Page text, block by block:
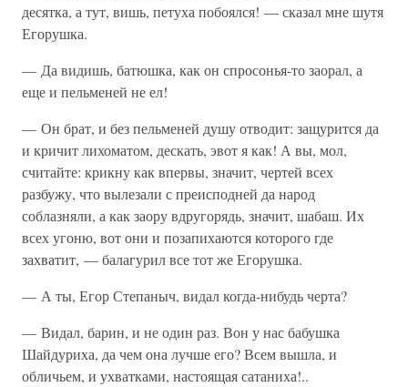
десятка, а тут, вишь, петуха побоялся! — сказал мне шутя
Егорушка.
— Да видишь, батюшка, как он спросонья-то заорал, а
еще и пельменей не ел!
— Он брат, и без пельменей душу отводит: защурится да
и кричит лихоматом, дескать, эвот я как! А вы, мол,
считайте: крикну как впервы, значит, чертей всех
разбужу, что вылезали с преисподней да народ
соблазняли, а как заору вдругорядь, значит, шабаш. Их
всех угоню, вот они и позапихаются которого где
захватит, — балагурил все тот же Егорушка.
— А ты, Егор Степаныч, видал когда-нибудь черта?
— Видал, барин, и не один раз. Вон у нас бабушка
Шайдуриха, да чем она лучше его? Всем вышла, и
обличьем, и ухватками, настоящая сатаниха!..